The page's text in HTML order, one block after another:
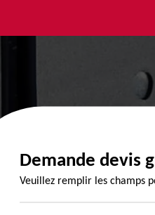
Demande devis
Veuillez remplir les champs